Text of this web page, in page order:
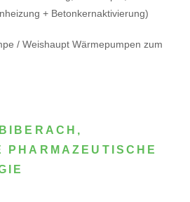
+ Betonkernaktivierung)
/ Weishaupt Wärmepumpen zum
PHARMAZEUTISCHE